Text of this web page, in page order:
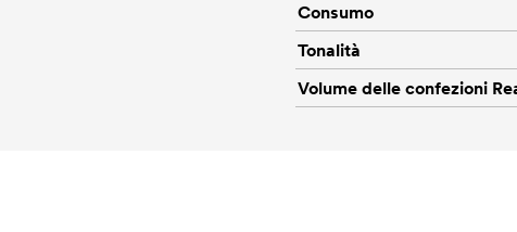
Consumo
Tonalità
Volume delle confezioni